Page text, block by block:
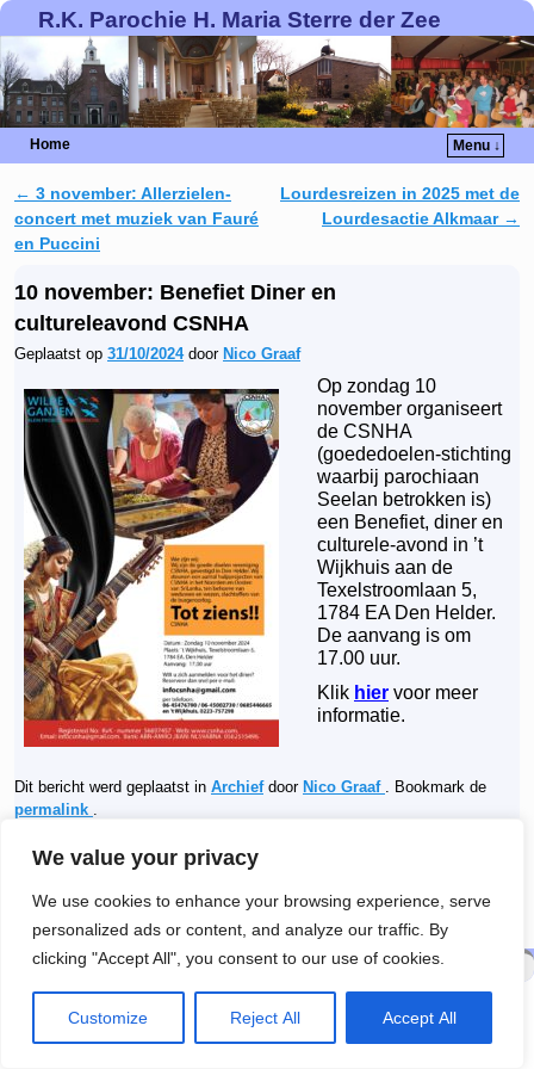
We value your privacy
We use cookies to enhance your browsing experience, serve
personalized ads or content, and analyze our traffic. By
clicking "Accept All", you consent to our use of cookies.
Customize Reject All Accept All
R.K. Parochie H. Maria Sterre der Zee
Home Menu ↓
Berichtnavigatie
← 3 november: Allerzielen-
concert met muziek van Fauré
en Puccini
Lourdesreizen in 2025 met de
Lourdesactie Alkmaar →
10 november: Benefiet Diner en
cultureleavond CSNHA
Geplaatst op 31/10/2024 door Nico Graaf
Op zondag 10
november organiseert
de CSNHA
(goededoelen-stichting
waarbij parochiaan
Seelan betrokken is)
een Benefiet, diner en
culturele-avond in ’t
Wijkhuis aan de
Texelstroomlaan 5,
1784 EA Den Helder.
De aanvang is om
17.00 uur.
Klik hier voor meer
informatie.
Dit bericht werd geplaatst in Archiefdoor Nico Graaf . Bookmark de
permalink .
Berichtnavigatie
3 november: Allerzielen-
concert met muziek van Fauré
en Puccini
© 2026 -R.K. Parochie H. Maria Sterre der Zee